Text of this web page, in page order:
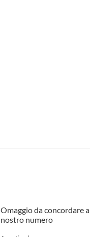
Omaggio da concordare
nostro numero